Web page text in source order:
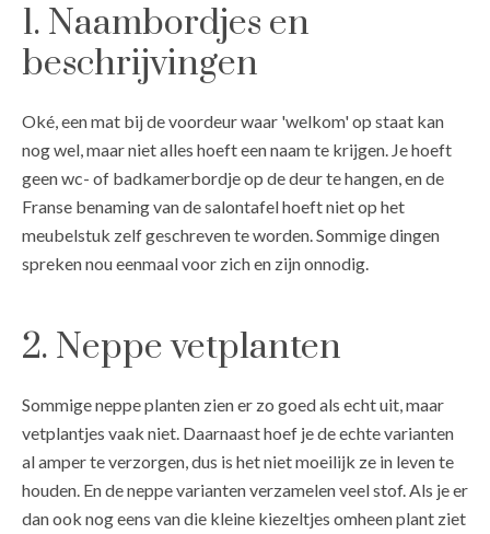
1. Naambordjes en
beschrijvingen
Oké, een mat bij de voordeur waar 'welkom' op staat kan
nog wel, maar niet alles hoeft een naam te krijgen. Je hoeft
geen wc- of badkamerbordje op de deur te hangen, en de
Franse benaming van de salontafel hoeft niet op het
meubelstuk zelf geschreven te worden. Sommige dingen
spreken nou eenmaal voor zich en zijn onnodig.
2. Neppe vetplanten
Sommige neppe planten zien er zo goed als echt uit, maar
vetplantjes vaak niet. Daarnaast hoef je de echte varianten
al amper te verzorgen, dus is het niet moeilijk ze in leven te
houden. En de neppe varianten verzamelen veel stof. Als je er
dan ook nog eens van die kleine kiezeltjes omheen plant ziet